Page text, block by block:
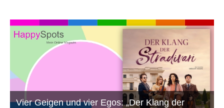
Vier Geigen und vier Egos: „Der Klang der